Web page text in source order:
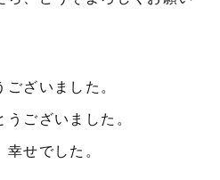
ざいました。
ございました。
せでした。